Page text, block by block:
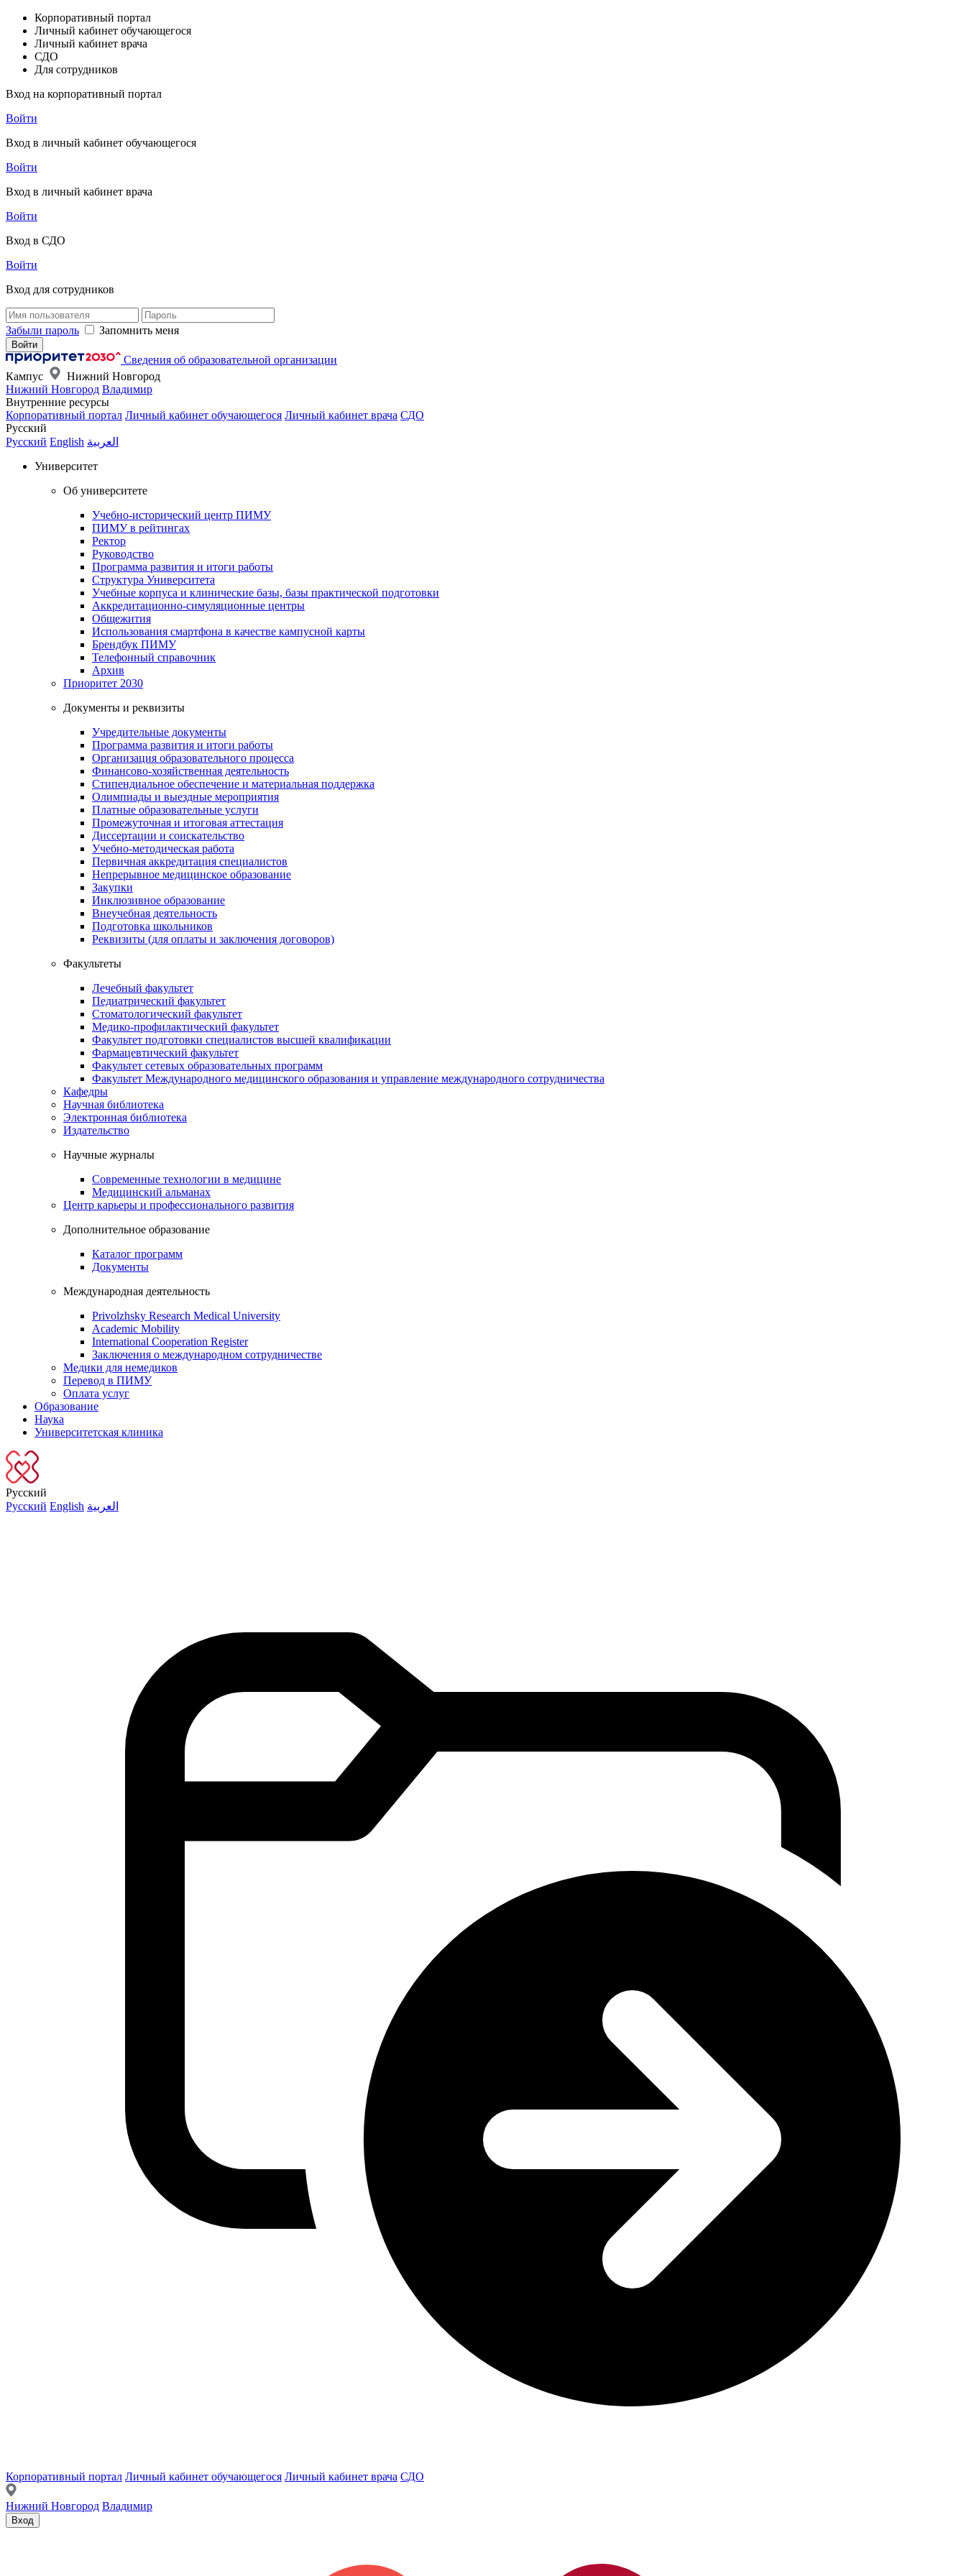
Корпоративный портал
Личный кабинет обучающегося
Личный кабинет врача
СДО
Для сотрудников
Вход на корпоративный портал
Войти
Вход в личный кабинет обучающегося
Войти
Вход в личный кабинет врача
Войти
Вход в СДО
Войти
Вход для сотрудников
Забыли пароль Запомнить меня
Сведения об образовательной организации
Кампус
Нижний Новгород
Нижний Новгород Владимир
Внутренние ресурсы
Корпоративный портал Личный кабинет обучающегося Личный кабинет врача СДО
Русский
Русский English العربية
Университет
Об университете
Учебно-исторический центр ПИМУ
ПИМУ в рейтингах
Ректор
Руководство
Программа развития и итоги работы
Структура Университета
Учебные корпуса и клинические базы, базы практической подготовки
Аккредитационно-симуляционные центры
Общежития
Использования смартфона в качестве кампусной карты
Брендбук ПИМУ
Телефонный справочник
Архив
Приоритет 2030
Документы и реквизиты
Учредительные документы
Программа развития и итоги работы
Организация образовательного процесса
Финансово-хозяйственная деятельность
Стипендиальное обеспечение и материальная поддержка
Олимпиады и выездные мероприятия
Платные образовательные услуги
Промежуточная и итоговая аттестация
Диссертации и соискательство
Учебно-методическая работа
Первичная аккредитация специалистов
Непрерывное медицинское образование
Закупки
Инклюзивное образование
Внеучебная деятельность
Подготовка школьников
Реквизиты (для оплаты и заключения договоров)
Факультеты
Лечебный факультет
Педиатрический факультет
Стоматологический факультет
Медико-профилактический факультет
Факультет подготовки специалистов высшей квалификации
Фармацевтический факультет
Факультет сетевых образовательных программ
Факультет Международного медицинского образования и управление международного сотрудничества
Кафедры
Научная библиотека
Электронная библиотека
Издательство
Научные журналы
Современные технологии в медицине
Медицинский альманах
Центр карьеры и профессионального развития
Дополнительное образование
Каталог программ
Документы
Международная деятельность
Privolzhsky Research Medical University
Academic Mobility
International Cooperation Register
Заключения о международном сотрудничестве
Медики для немедиков
Перевод в ПИМУ
Оплата услуг
Образование
Наука
Университетская клиника
Русский
Русский English العربية
Корпоративный портал Личный кабинет обучающегося Личный кабинет врача СДО
Нижний Новгород Владимир
Вход